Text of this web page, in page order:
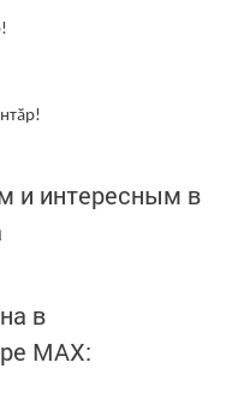
и интересным в
в
MАХ: